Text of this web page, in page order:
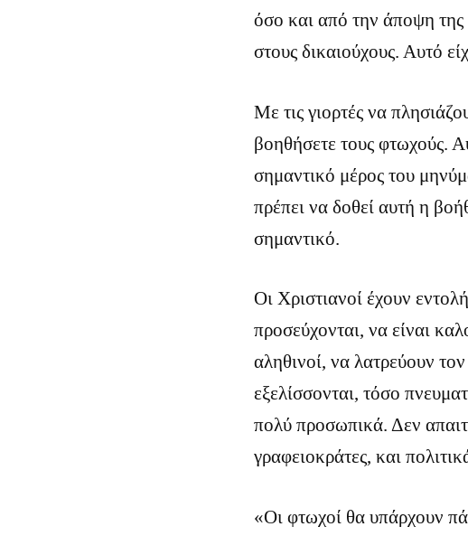
όσο και από την άποψη της
στους δικαιούχους. Αυτό
Με τις γιορτές να
βοηθήσετε τους φτωχούς.
σημαντικό μέρος του
πρέπει να δοθεί αυτή η
σημαντικό.
Οι Χριστιανοί έχουν
προσεύχονται, να είναι
αληθινοί, να λατρεύουν
εξελίσσονται, τόσο
πολύ προσωπικά. Δεν
γραφειοκράτες, και
«Οι φτωχοί θα υπάρχουν